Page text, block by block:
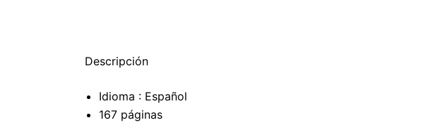
Descripción
Idioma : Español
167 páginas